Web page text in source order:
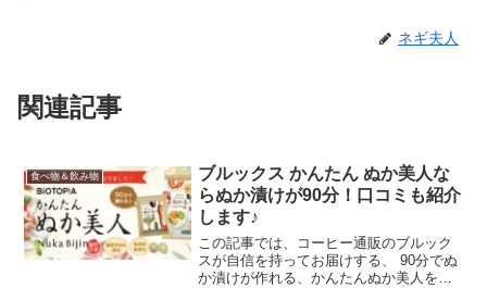
ネギ夫人
関連記事
食べ物＆飲み物
ブルックス かんたん ぬか美人な
らぬか漬けが90分！口コミも紹介
します♪
この記事では、コーヒー通販のブルック
スが自信を持ってお届けする、 90分でぬ
か漬けが作れる、かんたんぬか美人を紹